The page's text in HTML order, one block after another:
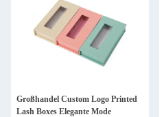
Großhandel Custom Logo Printed
Lash Boxes Elegante Mode